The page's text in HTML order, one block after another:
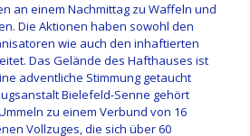
an einem Nachmittag zu Waffeln und
Die Aktionen haben sowohl den
wie auch den inhaftierten
Das Gelände des Hafthauses ist
adventliche Stimmung getaucht
Bielefeld-Senne gehört
zu einem Verbund von 16
Vollzuges, die sich über 60